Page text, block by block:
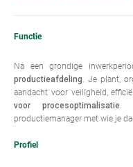
Functie
Na een grondige
productieafdeling
. Je plant,
aandacht voor veiligheid,
voor procesoptimalisatie.
productiemanager met wie je
Profiel